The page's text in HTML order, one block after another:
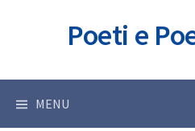
Poeti e
MENU